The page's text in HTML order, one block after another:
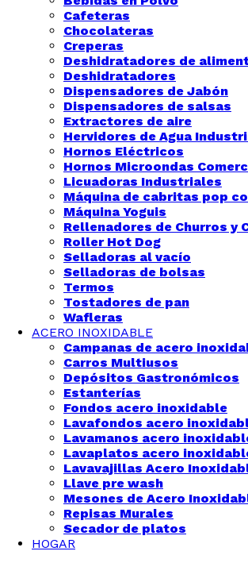
Cafeteras
Chocolateras
Creperas
Deshidratadores de
Deshidratadores
Dispensadores de Jabón
Dispensadores de salsas
Extractores de aire
Hervidores de Agua
Hornos Eléctricos
Hornos Microondas
Licuadoras Industriales
Máquina de cabritas pop
Máquina Yoguis
Rellenadores de Churros y
Roller Hot Dog
Selladoras al vacío
Selladoras de bolsas
Termos
Tostadores de pan
Wafleras
ACERO INOXIDABLE
Campanas de acero
Carros Multiusos
Depósitos Gastronómicos
Estanterías
Fondos acero inoxidable
Lavafondos acero
Lavamanos acero
Lavaplatos acero
Lavavajillas Acero
Llave pre wash
Mesones de Acero
Repisas Murales
Secador de platos
HOGAR